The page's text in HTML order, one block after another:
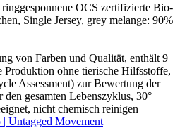
OCS zertifizierte Bio-
Single Jersey, grey melange: 90%
von Farben und Qualität, enthält 9
Produktion ohne tierische Hilfsstoffe,
Assessment) zur Bewertung der
gesamten Lebenszyklus, 30°
nicht chemisch reinigen
Untagged Movement